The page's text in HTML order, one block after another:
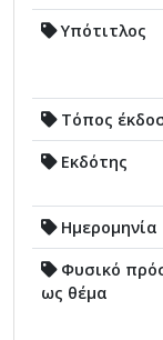
Υπότιτλος
Τόπος
Εκδότης
Ημερομηνία
Φυσικό
ως θέμα